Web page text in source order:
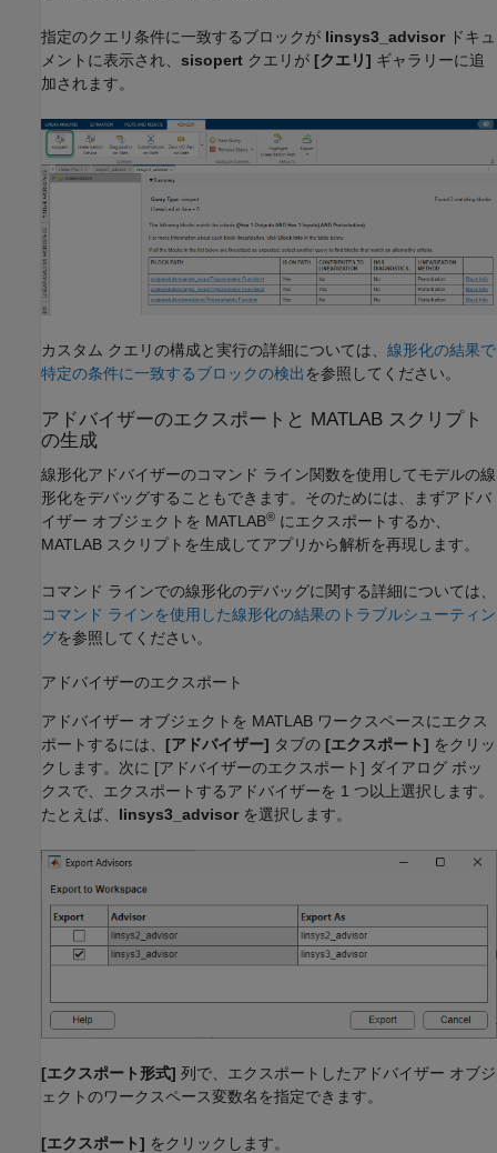
指定のクエリ条件に一致するブロックが linsys3_advisor ドキュ
メントに表示され、 sisopert クエリが [クエリ] ギャラリーに追
加されます。
カスタム クエリの構成と実行の詳細については、 線形化の結果で
特定の条件に一致するブロックの検出 を参照してください。
アドバイザーのエクスポートと MATLAB スクリプト
の生成
線形化アドバイザーのコマンド ライン関数を使用してモデルの線
形化をデバッグすることもできます。そのためには、まずアドバ
イザー オブジェクトを MATLAB® にエクスポートするか、
MATLAB スクリプトを生成してアプリから解析を再現します。
コマンド ラインでの線形化のデバッグに関する詳細については、
コマンド ラインを使用した線形化の結果のトラブルシューティン
グを参照してください。
アドバイザーのエクスポート
アドバイザー オブジェクトを MATLAB ワークスペースにエクス
ポートするには、 [アドバイザー] タブの [エクスポート] をクリッ
クします。次に [アドバイザーのエクスポート] ダイアログ ボッ
クスで、エクスポートするアドバイザーを 1 つ以上選択します。
たとえば、 linsys3_advisor を選択します。
[エクスポート形式] 列で、エクスポートしたアドバイザー オブジ
ェクトのワークスペース変数名を指定できます。
[エクスポート] をクリックします。